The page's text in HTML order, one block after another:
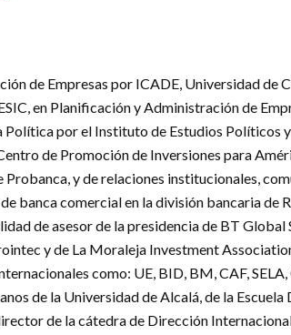
de Empresas por ICADE, Universidad de
en Planificación y Administración de
por el Instituto de Estudios Políticos y
de Promoción de Inversiones para
y de relaciones institucionales,
banca comercial en la división bancaria de
de asesor de la presidencia de BT Global
y de La Moraleja Investment
como: UE, BID, BM, CAF,
de la Universidad de Alcalá, de la
de la cátedra de Dirección